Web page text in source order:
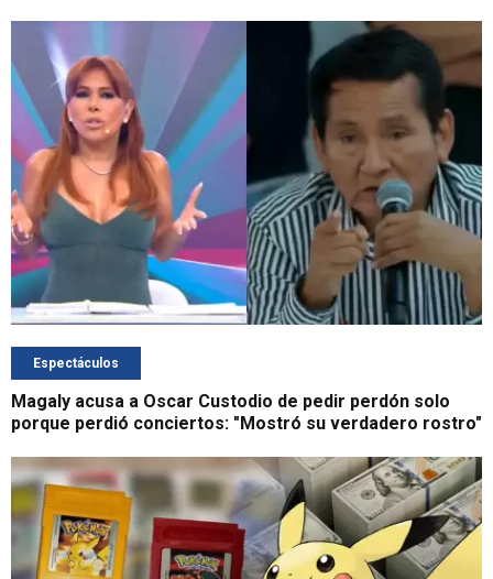
Espectáculos
Magaly acusa a Oscar Custodio de pedir perdón solo
porque perdió conciertos: "Mostró su verdadero rostro"